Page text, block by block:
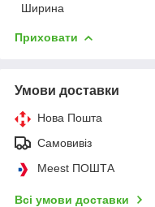
Ширина
Приховати
Умови доставки
Нова Пошта
Самовивіз
Meest ПОШТА
Всі умови доставки